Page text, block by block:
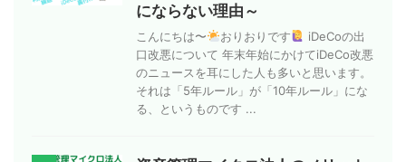
にならない理由～
こんにちは〜 おりおりです
iDeCoの出
口改悪について 年末年始にかけてiDeCo改悪
のニュースを耳にした人も多いと思います。
それは「5年ルール」が「10年ルール」にな
る、というものです ...